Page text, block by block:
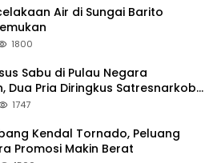
Air di Sungai Barito
1800
Sabu di Pulau Negara
Dua Pria Diringkus Satresnarkoba
1747
Kendal Tornado, Peluang
Promosi Makin Berat